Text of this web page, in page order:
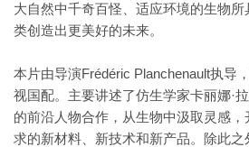
大自然中千奇百怪、适应环境的生物所
类创造出更美好的未来。
本片由导演Frédéric Planchenault执导
视国配。主要讲述了仿生学家卡丽娜·
的前沿人物合作，从生物中汲取灵感
求的新材料、新技术和新产品。除此